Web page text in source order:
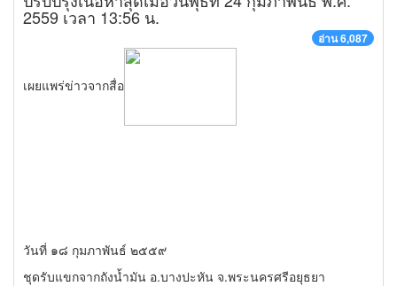
2559 เวลา 13:56 น.
อ่าน 6,087
เผยแพร่ข่าวจากสื่อ
วันที่ ๑๘ กุมภาพันธ์ ๒๕๕๙
ชุดรับแขกจากถังน้ำมัน อ.บางปะหัน จ.พระนครศรีอยุธยา